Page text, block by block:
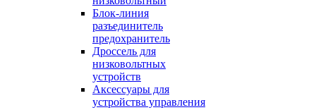
Блок-линия
разъединитель
предохранитель
Дроссель для
низковольтных
устройств
Аксессуары для
устройства управления